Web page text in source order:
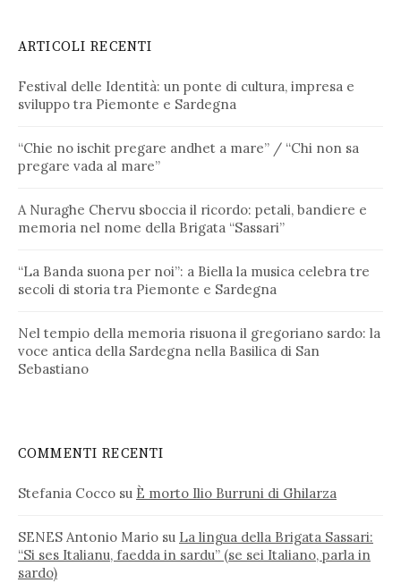
ARTICOLI RECENTI
Festival delle Identità: un ponte di cultura, impresa e
sviluppo tra Piemonte e Sardegna
“Chie no ischit pregare andhet a mare” / “Chi non sa
pregare vada al mare”
A Nuraghe Chervu sboccia il ricordo: petali, bandiere e
memoria nel nome della Brigata “Sassari”
“La Banda suona per noi”: a Biella la musica celebra tre
secoli di storia tra Piemonte e Sardegna
Nel tempio della memoria risuona il gregoriano sardo: la
voce antica della Sardegna nella Basilica di San
Sebastiano
COMMENTI RECENTI
Stefania Cocco su È morto Ilio Burruni di Ghilarza
SENES Antonio Mario su La lingua della Brigata Sassari:
“Si ses Italianu, faedda in sardu” (se sei Italiano, parla in
sardo)